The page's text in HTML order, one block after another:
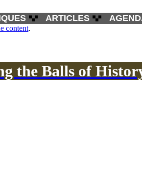
ARTICLES
content.
the Balls of